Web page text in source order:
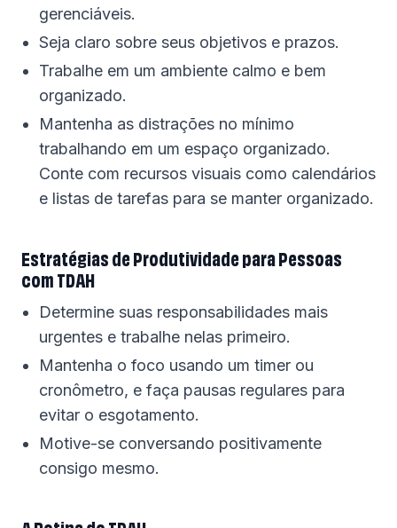
gerenciáveis.
Seja claro sobre seus objetivos e prazos.
Trabalhe em um ambiente calmo e bem
organizado.
Mantenha as distrações no mínimo
trabalhando em um espaço organizado.
Conte com recursos visuais como calendários
e listas de tarefas para se manter organizado.
Estratégias de Produtividade para Pessoas
com TDAH
Determine suas responsabilidades mais
urgentes e trabalhe nelas primeiro.
Mantenha o foco usando um timer ou
cronômetro, e faça pausas regulares para
evitar o esgotamento.
Motive-se conversando positivamente
consigo mesmo.